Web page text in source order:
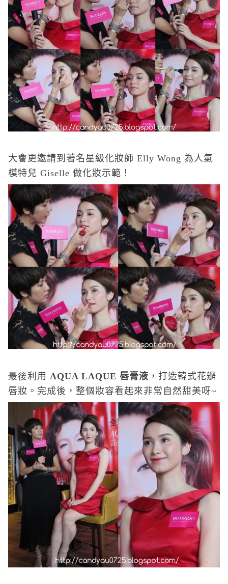
大會更邀請到著名星級化妝師 Elly Wong 為人氣
模特兒 Giselle 做化妝示範！
最後利用 AQUA LAQUE 唇膏液 ，打造韓式花瓣
唇妝。完成後，整個妝容看起來非常自然甜美呀~